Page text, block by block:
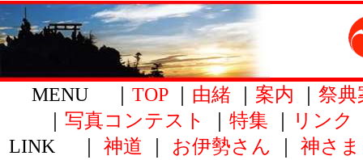
MENU ｜ TOP｜ 由緒 案内
祭典
写真コンテスト 特集 リンク
LINK ｜ 神道 お伊勢さん 神さま